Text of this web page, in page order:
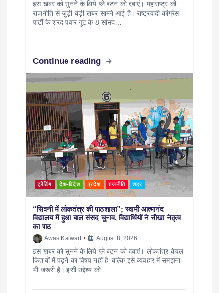
इस खबर को सुनने के लिये प्ले बटन को दबाएं। महाराष्ट्र की
राजनीति से जुड़ी बड़ी खबर सामने आई है। राष्ट्रवादी कांग्रेस
पार्टी के शरद पवार गुट के 8 सांसद…
Continue reading
ट्रेंडिंग देश-विदेश प्रदेश राजनीति शहर
“सिवनी में लोकतंत्र की पाठशाला”; स्वामी आत्मानंद
विद्यालय में हुआ बाल संसद चुनाव, विद्यार्थियों ने सीखा नेतृत्व
का पाठ
Awas Kaiwart August 8, 2026
इस खबर को सुनने के लिये प्ले बटन को दबाएं। लोकतंत्र केवल
किताबों में पढ़ने का विषय नहीं है, बल्कि इसे व्यवहार में समझना
भी जरूरी है। इसी उद्देश्य को…